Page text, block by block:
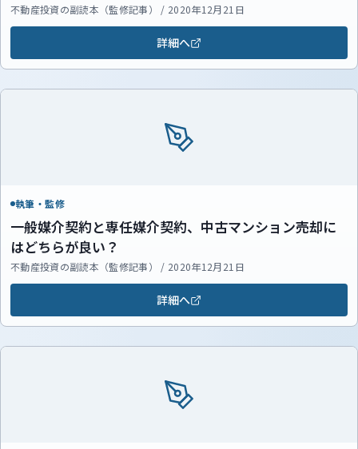
不動産投資の副読本（監修記事） / 2020年12月21日
詳細へ
執筆・監修
一般媒介契約と専任媒介契約、中古マンション売却に
はどちらが良い？
不動産投資の副読本（監修記事） / 2020年12月21日
詳細へ